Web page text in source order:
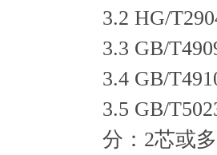
3.2 HG/
3.3 GB/
3.4 GB/
3.5 GB/
分：2芯或